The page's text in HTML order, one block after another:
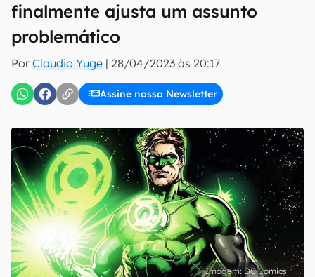
finalmente ajusta um assunto
problemático
Por Claudio Yuge | 28/04/2023 às 20:17
Assine nossa Newsletter
E-mail
inscreva-se
Uso e Política de Privacidade do Canaltech.
DC Comics